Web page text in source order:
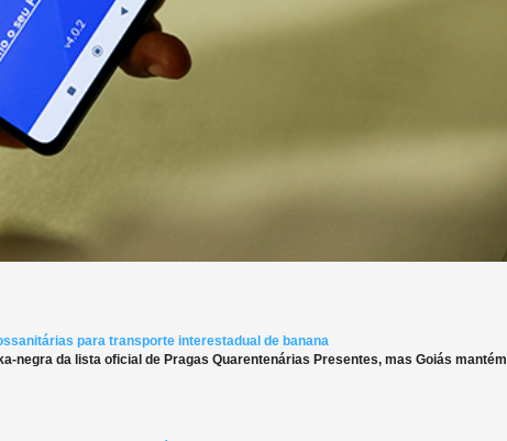
para transporte interestadual de banana
negra da lista oficial de Pragas Quarentenárias Presentes, mas Goiás mantém